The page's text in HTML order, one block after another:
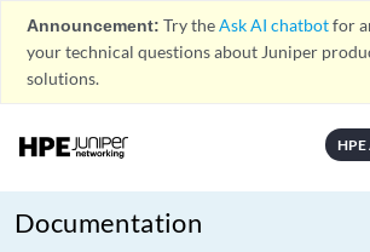
Announcement: Try theAsk AI chatbotfor
your technical questions about Juniper
solutions.
HPE
Documentation